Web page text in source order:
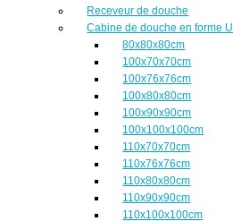
Receveur de douche
Cabine de douche en forme U
80x80x80cm
100x70x70cm
100x76x76cm
100x80x80cm
100x90x90cm
100x100x100cm
110x70x70cm
110x76x76cm
110x80x80cm
110x90x90cm
110x100x100cm